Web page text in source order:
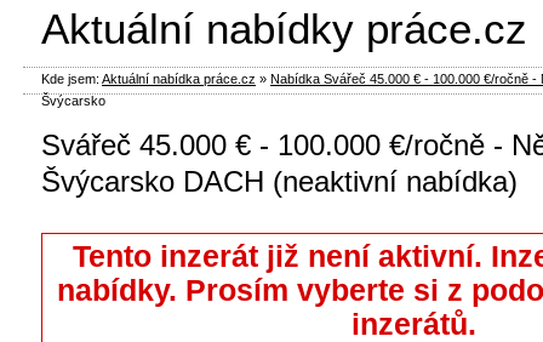
Svářeč 45.000 € - 100.000 €/ročně -
Švýcarsko DACH (neaktivní nabídka)
Tento inzerát již není aktivní.
nabídky. Prosím vyberte si z
inzerátů.
Aktuální nabídky práce.cz
Kde jsem: Aktuální nabídka práce.cz » Nabídka Svářeč 45.000 € - 100.000 €/ročně
Švýcarsko